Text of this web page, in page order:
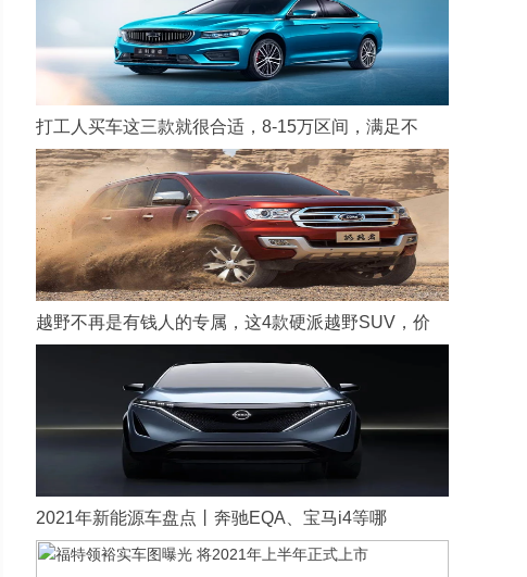
打工人买车这三款就很合适，8-15万区间，满足不
越野不再是有钱人的专属，这4款硬派越野SUV，价
2021年新能源车盘点丨奔驰EQA、宝马i4等哪